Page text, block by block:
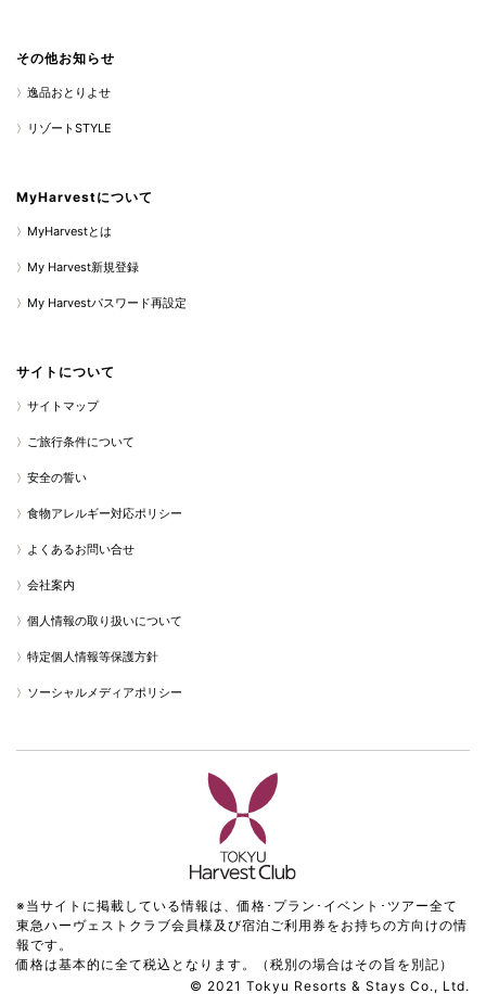
その他お知らせ
逸品おとりよせ
リゾートSTYLE
MyHarvestについて
MyHarvestとは
My Harvest新規登録
My Harvestパスワード再設定
サイトについて
サイトマップ
ご旅行条件について
安全の誓い
食物アレルギー対応ポリシー
よくあるお問い合せ
会社案内
個人情報の取り扱いについて
特定個人情報等保護方針
ソーシャルメディアポリシー
※当サイトに掲載している情報は、価格･プラン･イベント･ツアー全て
東急ハーヴェストクラブ会員様及び宿泊ご利用券をお持ちの方向けの情
報です。
価格は基本的に全て税込となります。（税別の場合はその旨を別記）
© 2021 Tokyu Resorts & Stays Co., Ltd.